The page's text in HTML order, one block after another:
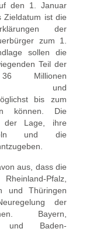
den 1. Januar
Zieldatum ist die
der
zum 1.
sollen die
Teil der
Millionen
und
bis zum
können. Die
der Lage, ihre
und die
aus, dass die
Pfalz,
und Thüringen
der
Bayern,
und Baden-